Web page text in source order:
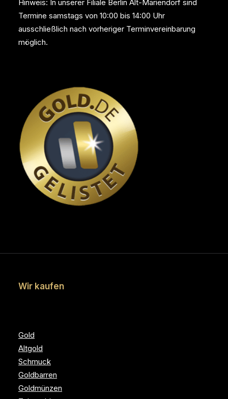
Hinweis: In unserer Filiale Berlin Alt-Mariendorf sind
Termine samstags von 10:00 bis 14:00 Uhr
ausschließlich nach vorheriger Terminvereinbarung
möglich.
Wir kaufen
Gold
Altgold
Schmuck
Goldbarren
Goldmünzen